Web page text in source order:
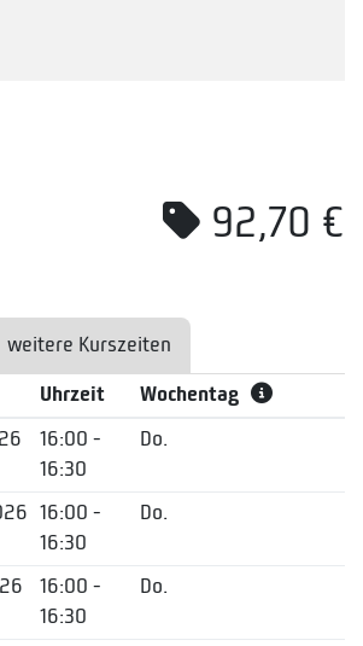
92,70 €
weitere Kurszeiten
Uhrzeit Wochentag
16:00 -
16:30
Do.
16:00 -
16:30
Do.
16:00 -
16:30
Do.